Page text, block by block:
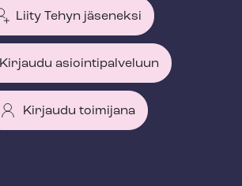
Liity Tehyn jäseneksi
Kirjaudu asiointipalveluun
Kirjaudu toimijana